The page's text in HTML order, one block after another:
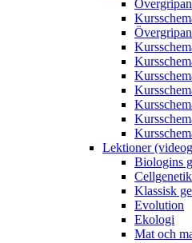
Lektioner
Biologins
Cellgenetik
Klassisk
Evolution
Ekologi
Mat och